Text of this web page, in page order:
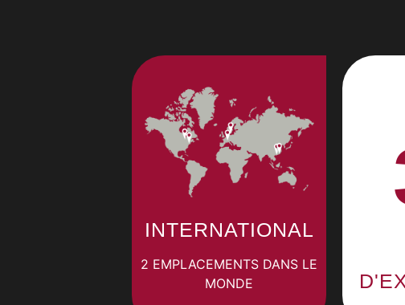
INTERNATIONAL
2 EMPLACEMENTS DANS LE
MONDE